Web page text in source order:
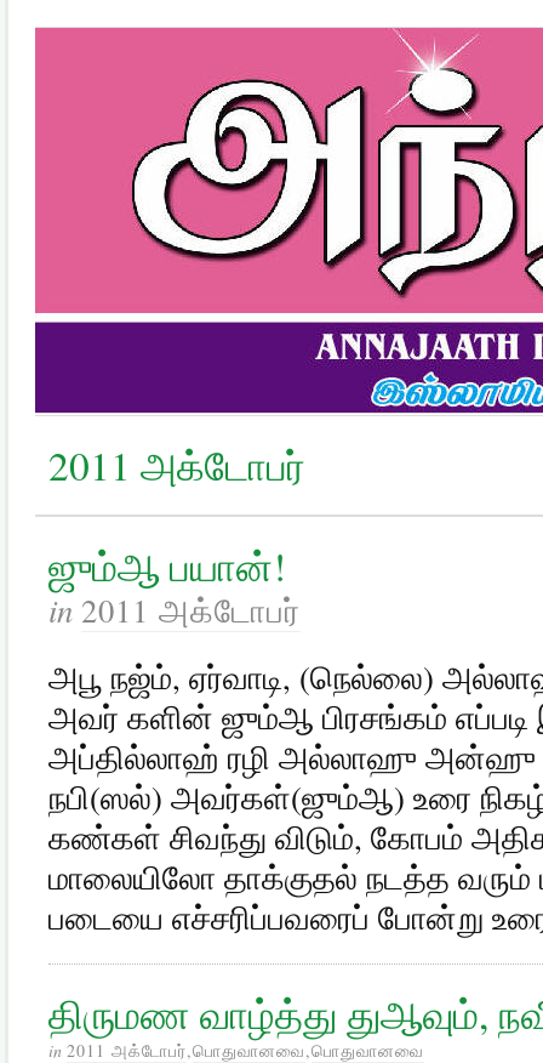
2011 அக்டோபர்
ஜும்ஆ பயான்!
in 2011 அக்டோபர்
அபூ நஜ்ம், ஏர்வாடி, (நெல்லை)
அவர் களின் ஜும்ஆ பிரசங்கம் எப்படி
அப்தில்லாஹ் ரழி அல்லாஹு அன்ஹு
நபி(ஸல்) அவர்கள்(ஜும்ஆ) உரை
கண்கள் சிவந்து விடும், கோபம்
மாலையிலோ தாக்குதல் நடத்த வரும்
படையை எச்சரிப்பவரைப் போன்று
திருமண வாழ்த்து துஆவும்,
in 2011 அக்டோபர்,பொதுவானவை,பொதுவானவை